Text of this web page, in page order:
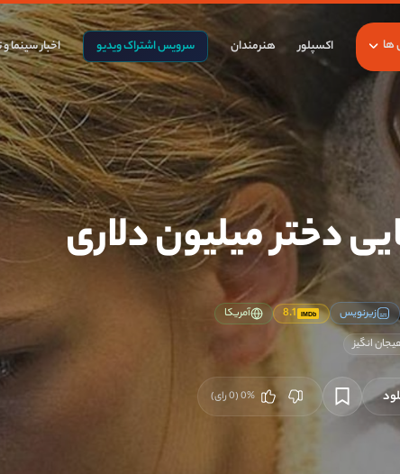
ها اکسپلور هنرمندان سرویس اشتراک ویدیو اخبار سینما
دختر میلیون دلاری
زیرنویس IMDb
8.1
آمریکا
انگیز
0%
(
0رای)